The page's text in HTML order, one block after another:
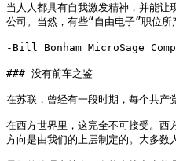
当人人都具有自我激发精神，并能
公司。当然，有些“自由电子”职位
-Bill Bonham MicroSage
### 没有前车之鉴
在苏联，曾经有一段时期，每个共产
在西方世界里，这完全不可接受。西
方向是由我们的上层制定的。大多数